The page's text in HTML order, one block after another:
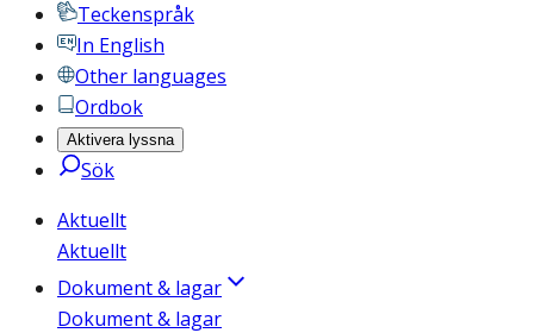
Teckenspråk
In English
Other languages
Ordbok
Aktivera lyssna
Sök
Aktuellt
Aktuellt
Dokument & lagar
Dokument & lagar